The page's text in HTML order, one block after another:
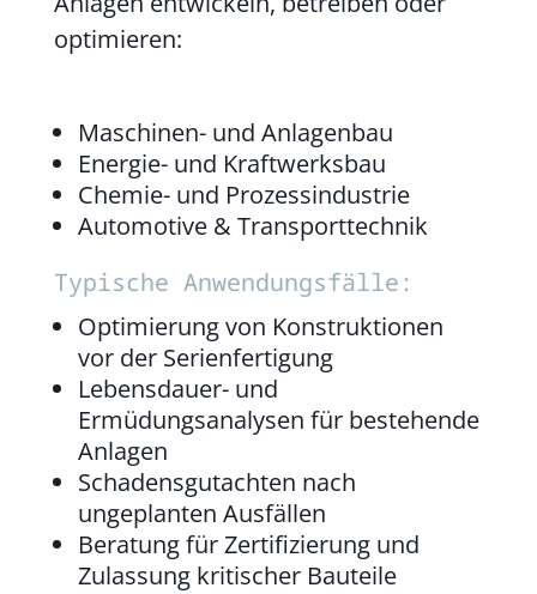
optimieren:
Maschinen- und Anlagenbau
Energie- und Kraftwerksbau
Chemie- und Prozessindustrie
Automotive & Transporttechnik
Typische Anwendungsfälle:
Optimierung von Konstruktionen
vor der Serienfertigung
Lebensdauer- und
Ermüdungsanalysen für bestehende
Anlagen
Schadensgutachten nach
ungeplanten Ausfällen
Beratung für Zertifizierung und
Zulassung kritischer Bauteile